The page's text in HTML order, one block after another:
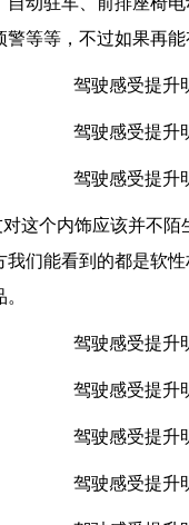
等等，不过如果再
个内饰应该并不陌
们能看到的都是软